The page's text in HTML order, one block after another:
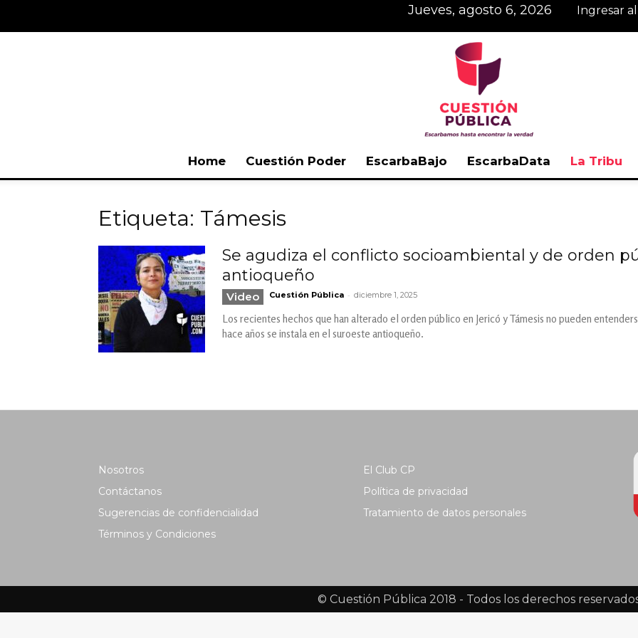
jueves, agosto 6, 2026 Ingresar
Home Cuestión Poder EscarbaBajo EscarbaData La Tribu
Etiqueta: Támesis
Se agudiza el conflicto socioambiental y de orden
antioqueño
Video Cuestión Pública - diciembre 1, 2025
Los recientes hechos que han alterado el orden público en Jericó y Támesis no pueden
hace años se instala en el suroeste antioqueño.
Nosotros
Contáctanos
Sugerencias de confidencialidad
Términos y Condiciones
El Club CP
Política de privacidad
Tratamiento de datos personales
© Cuestión Pública 2018 - Todos los derechos